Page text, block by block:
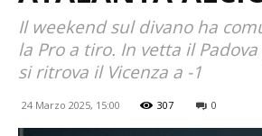
Il weekend sul divano ha
la Pro a tiro. In vetta il
si ritrova il Vicenza a -1
24 Marzo 2025, 15:00 307 0